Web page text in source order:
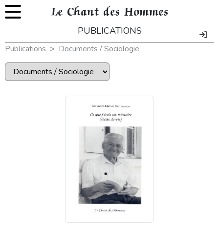
Le Chant des Hommes
PUBLICATIONS
Publications Documents / Sociologie